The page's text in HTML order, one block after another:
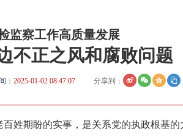
监察工作高质量发展
不正之风和腐败问题
： 2025-01-02 08:47:07 分享到：
姓期盼的实事，是关系党的执政根基的